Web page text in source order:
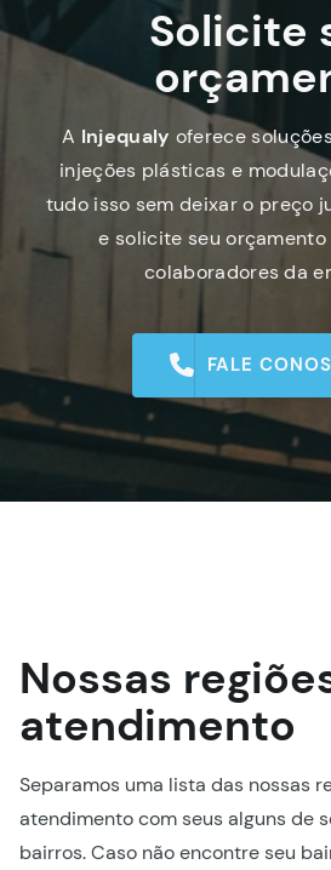
Solicite
A Injequaly oferece
injeções plásticas e
tudo isso sem deixar o preço
e solicite seu orçamento
colaboradores da
FALE
Nossas
atendimento
Separamos uma lista das nossas
atendimento com seus alguns de
bairros. Caso não encontre seu